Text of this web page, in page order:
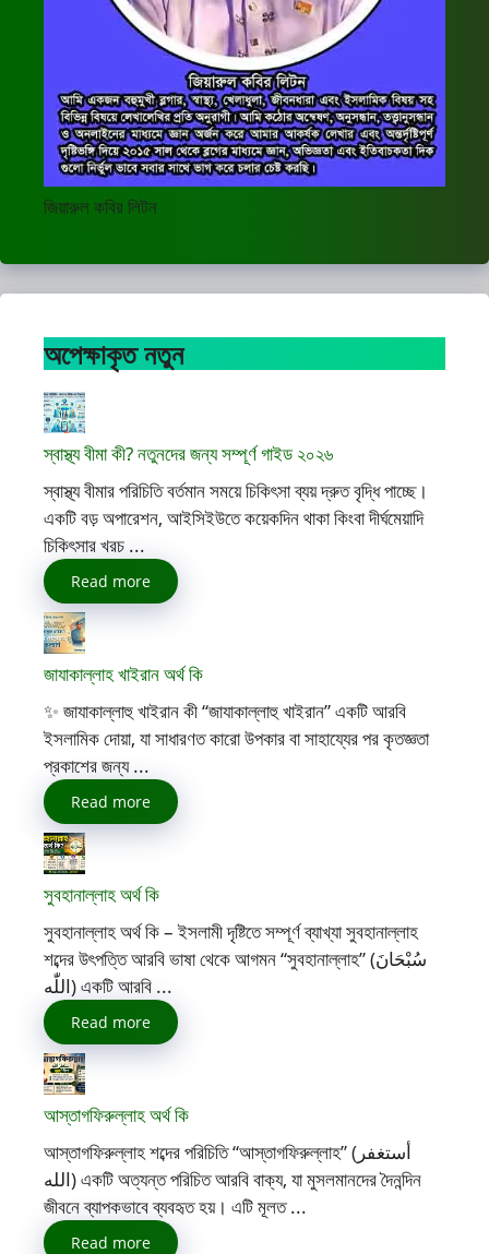
জিয়ারুল কবির লিটন
অপেক্ষাকৃত নতুন
স্বাস্থ্য বীমা কী? নতুনদের জন্য সম্পূর্ণ গাইড ২০২৬
স্বাস্থ্য বীমার পরিচিতি বর্তমান সময়ে চিকিৎসা ব্যয় দ্রুত বৃদ্ধি পাচ্ছে।
একটি বড় অপারেশন, আইসিইউতে কয়েকদিন থাকা কিংবা দীর্ঘমেয়াদি
চিকিৎসার খরচ ...
Read more
জাযাকাল্লাহ খাইরান অর্থ কি
✨ জাযাকাল্লাহু খাইরান কী “জাযাকাল্লাহু খাইরান” একটি আরবি
ইসলামিক দোয়া, যা সাধারণত কারো উপকার বা সাহায্যের পর কৃতজ্ঞতা
প্রকাশের জন্য ...
Read more
সুবহানাল্লাহ অর্থ কি
সুবহানাল্লাহ অর্থ কি – ইসলামী দৃষ্টিতে সম্পূর্ণ ব্যাখ্যা সুবহানাল্লাহ
শব্দের উৎপত্তি আরবি ভাষা থেকে আগমন “সুবহানাল্লাহ” (سُبْحَانَ
اللّٰه) একটি আরবি ...
Read more
আস্তাগফিরুল্লাহ অর্থ কি
আস্তাগফিরুল্লাহ শব্দের পরিচিতি “আস্তাগফিরুল্লাহ” (أستغفر
الله) একটি অত্যন্ত পরিচিত আরবি বাক্য, যা মুসলমানদের দৈনন্দিন
জীবনে ব্যাপকভাবে ব্যবহৃত হয়। এটি মূলত ...
Read more